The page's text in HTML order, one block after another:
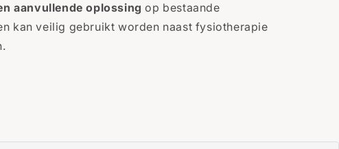
aanvullende oplossing op bestaande
kan veilig gebruikt worden naast fysiotherapie